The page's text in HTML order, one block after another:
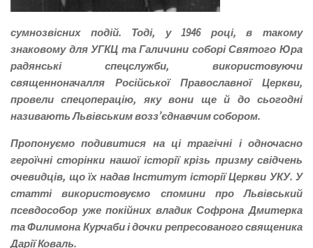
сумнозвісних подій. Тоді, у 1946 році, в такому
знаковому для УГКЦ та Галичини соборі Святого Юра
радянські спецслужби, використовуючи
священноначалля Російської Православної Церкви,
провели спецоперацію, яку вони ще й до сьогодні
називають Львівським возз’єднавчим собором.
Пропонуємо подивитися на ці трагічні і одночасно
героїчні сторінки нашої історії крізь призму свідчень
очевидців, що їх надав Інститут історії Церкви УКУ. У
статті використовуємо спомини про Львівський
псевдособор уже покійних владик Софрона Дмитерка
та Филимона Курчаби і дочки репресованого священика
Дарії Коваль.